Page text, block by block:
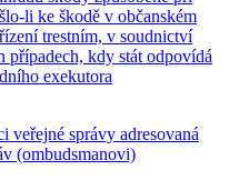
li ke škodě v občanském
trestním, v soudnictví
případech, kdy stát odpovídá
exekutora
veřejné správy adresovaná
(ombudsmanovi)